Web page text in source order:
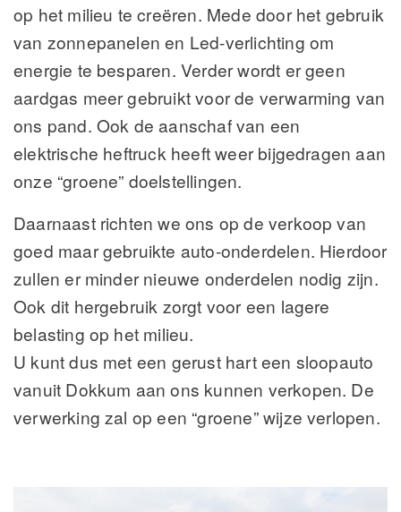
op het milieu te creëren. Mede door het gebruik
van zonnepanelen en Led-verlichting om
energie te besparen. Verder wordt er geen
aardgas meer gebruikt voor de verwarming van
ons pand. Ook de aanschaf van een
elektrische heftruck heeft weer bijgedragen aan
onze “groene” doelstellingen.
Daarnaast richten we ons op de verkoop van
goed maar gebruikte auto-onderdelen. Hierdoor
zullen er minder nieuwe onderdelen nodig zijn.
Ook dit hergebruik zorgt voor een lagere
belasting op het milieu.
U kunt dus met een gerust hart een sloopauto
vanuit Dokkum aan ons kunnen verkopen. De
verwerking zal op een “groene” wijze verlopen.